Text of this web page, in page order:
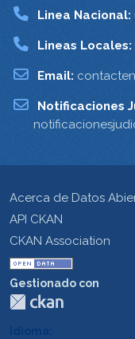
Linea Nacional:
Lineas Locales:
Email:
Notificaciones
Acerca de Datos
API CKAN
CKAN Association
Gestionado con